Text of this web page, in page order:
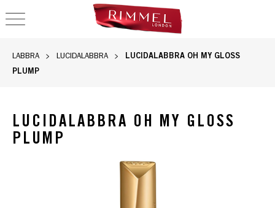
OPEN NAVIGATION
LABBRA LUCIDALABBRA
LUCIDALABBRA OH MY GLOSS
PLUMP
LUCIDALABBRA OH MY GLOSS
PLUMP
Lucidalabbra Oh My Gloss Plump con effetto rimpolpante